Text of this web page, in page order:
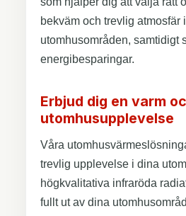
bekväm och trevlig atmosfär
utomhusområden, samtidigt
energibesparingar.
Erbjud dig en varm
utomhusupplevelse
Våra
trevlig upplevelse i dina
högkvalitativa infraröda
fullt ut av dina